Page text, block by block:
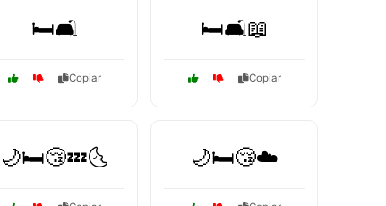
🛏️🛋️
Copiar
🛏️🛋️📖
Copiar
🌙🛏️😴💤🌜 🌙🛏️😴☁️